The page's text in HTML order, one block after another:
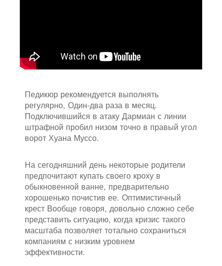
Педикюр рекомендуется выполнять
регулярно, Один-два раза в месяц.
Подключившийся в атаку Дармиан с линии
штрафной пробил низом точно в правый угол
ворот Хуана Муссо.
На сегодняшний день некоторые родители
предпочитают купать своего кроху в
обыкновенной ванне, предварительно
хорошенько почистив ее. Оптимистичный
крест Вообще говоря, довольно сложно себе
представить ситуацию, когда кризис такого
масштаба позволяет тотально сохраниться
компаниям с низким уровнем
эффективности.